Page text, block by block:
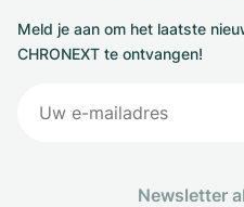
Meld je aan om het laatste
CHRONEXT te ontvangen!
Newsletter